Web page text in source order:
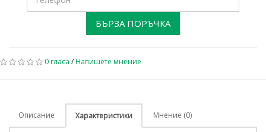
БЪРЗА ПОРЪЧКА
0 гласа /Напишете мнение
Описание Характеристики Мнение (0)